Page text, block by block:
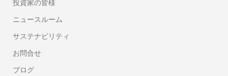
投資家の皆様
ニュースルーム
サステナビリティ
お問合せ
ブログ